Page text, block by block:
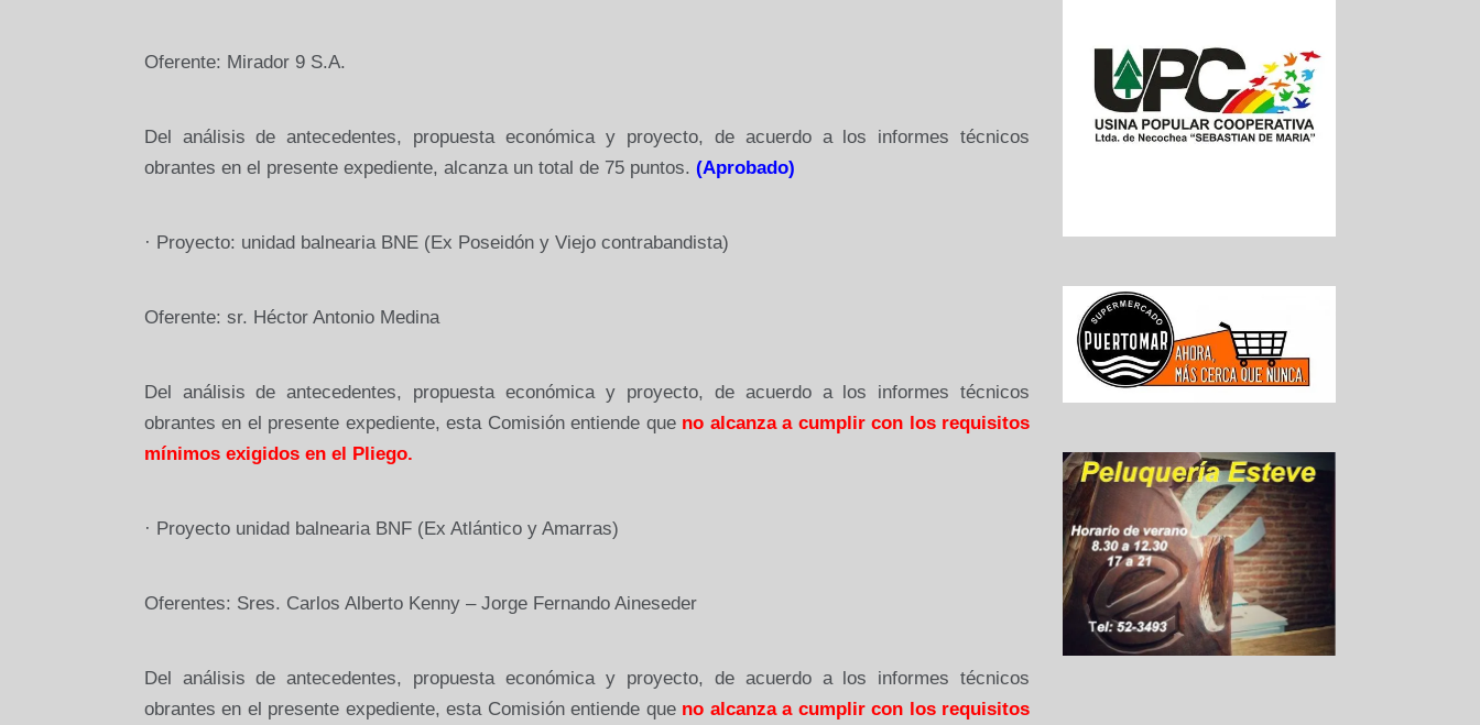
Oferente: Mirador 9 S.A.
Del análisis de antecedentes, propuesta económica y proyecto, de acuerdo a los informes técnicos
obrantes en el presente expediente, alcanza un total de 75 puntos. (Aprobado)
· Proyecto: unidad balnearia BNE (Ex Poseidón y Viejo contrabandista)
Oferente: sr. Héctor Antonio Medina
Del análisis de antecedentes, propuesta económica y proyecto, de acuerdo a los informes técnicos
obrantes en el presente expediente, esta Comisión entiende que no alcanza a cumplir con los requisitos
mínimos exigidos en el Pliego.
· Proyecto unidad balnearia BNF (Ex Atlántico y Amarras)
Oferentes: Sres. Carlos Alberto Kenny – Jorge Fernando Aineseder
Del análisis de antecedentes, propuesta económica y proyecto, de acuerdo a los informes técnicos
obrantes en el presente expediente, esta Comisión entiende que no alcanza a cumplir con los requisitos